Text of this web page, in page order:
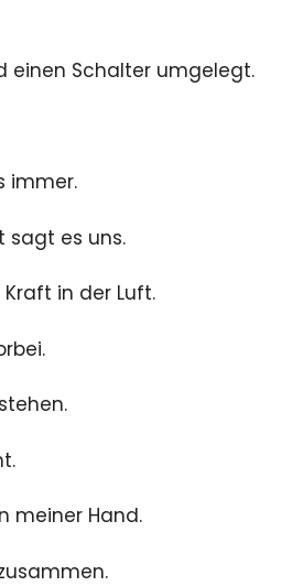
einen Schalter umgelegt.
immer.
sagt es uns.
in der Luft.
meiner Hand.